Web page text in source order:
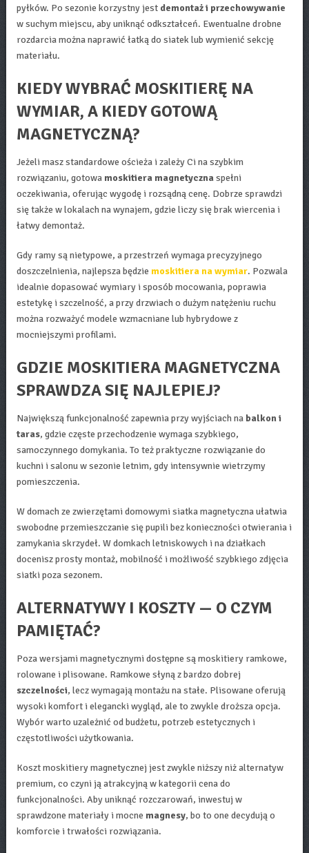
pyłków. Po sezonie korzystny jest demontaż i przechowywanie
w suchym miejscu, aby uniknąć odkształceń. Ewentualne drobne
rozdarcia można naprawić łatką do siatek lub wymienić sekcję
materiału.
KIEDY WYBRAĆ MOSKITIERĘ NA
WYMIAR, A KIEDY GOTOWĄ
MAGNETYCZNĄ?
Jeżeli masz standardowe ościeża i zależy Ci na szybkim
rozwiązaniu, gotowa moskitiera magnetycznaspełni
oczekiwania, oferując wygodę i rozsądną cenę. Dobrze sprawdzi
się także w lokalach na wynajem, gdzie liczy się brak wiercenia i
łatwy demontaż.
Gdy ramy są nietypowe, a przestrzeń wymaga precyzyjnego
doszczelnienia, najlepsza będzie moskitiera na wymiar. Pozwala
idealnie dopasować wymiary i sposób mocowania, poprawia
estetykę i szczelność, a przy drzwiach o dużym natężeniu ruchu
można rozważyć modele wzmacniane lub hybrydowe z
mocniejszymi profilami.
GDZIE MOSKITIERA MAGNETYCZNA
SPRAWDZA SIĘ NAJLEPIEJ?
Największą funkcjonalność zapewnia przy wyjściach na balkon i
taras, gdzie częste przechodzenie wymaga szybkiego,
samoczynnego domykania. To też praktyczne rozwiązanie do
kuchni i salonu w sezonie letnim, gdy intensywnie wietrzymy
pomieszczenia.
W domach ze zwierzętami domowymi siatka magnetyczna ułatwia
swobodne przemieszczanie się pupili bez konieczności otwierania i
zamykania skrzydeł. W domkach letniskowych i na działkach
docenisz prosty montaż, mobilność i możliwość szybkiego zdjęcia
siatki poza sezonem.
ALTERNATYWY I KOSZTY — O CZYM
PAMIĘTAĆ?
Poza wersjami magnetycznymi dostępne są moskitiery ramkowe,
rolowane i plisowane. Ramkowe słyną z bardzo dobrej
szczelności, lecz wymagają montażu na stałe. Plisowane oferują
wysoki komfort i elegancki wygląd, ale to zwykle droższa opcja.
Wybór warto uzależnić od budżetu, potrzeb estetycznych i
częstotliwości użytkowania.
Koszt moskitiery magnetycznej jest zwykle niższy niż alternatyw
premium, co czyni ją atrakcyjną w kategorii cena do
funkcjonalności. Aby uniknąć rozczarowań, inwestuj w
sprawdzone materiały i mocne magnesy, bo to one decydują o
komforcie i trwałości rozwiązania.